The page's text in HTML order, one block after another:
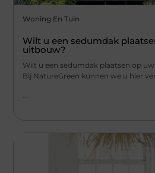
Woning En Tuin
Wilt u een sedumdak
uitbouw?
Wilt u een sedumdak plaatsen op
Bij NatureGreen kunnen we u hier